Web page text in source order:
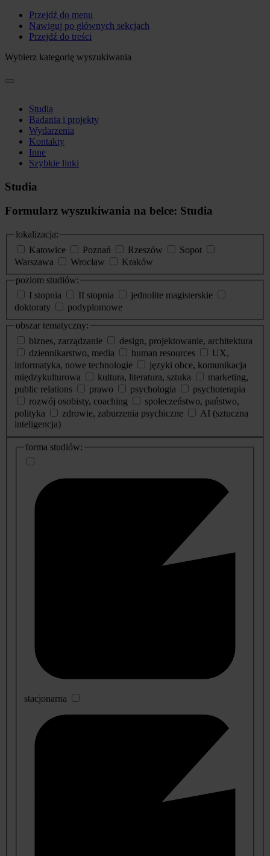
Przejdź do menu
Nawiguj po głównych sekcjach
Przejdź do treści
Wybierz kategorię wyszukiwania
Studia
Badania i projekty
Wydarzenia
Kontakty
Inne
Szybkie linki
Studia
Formularz wyszukiwania na belce: Studia
lokalizacja:
Katowice
Poznań Rzeszów
Sopot
Warszawa
Wrocław
Kraków
poziom studiów:
I stopnia
II stopnia
jednolite magisterskie
doktoraty
podyplomowe
obszar tematyczny:
biznes, zarządzanie
design, projektowanie, architektura
dziennikarstwo, media
human resources
UX,
informatyka, nowe technologie
języki obce, komunikacja
międzykulturowa
kultura, literatura, sztuka
marketing,
public relations
prawo psychologia
psychoterapia
rozwój osobisty, coaching
społeczeństwo, państwo,
polityka
zdrowie, zaburzenia psychiczne
AI (sztuczna
inteligencja)
dodatkowe
informacje
forma studiów:
stacjonarna